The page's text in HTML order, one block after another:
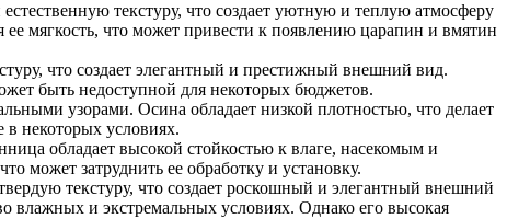
текстуру, что создает уютную и теплую атмосферу
мягкость, что может привести к появлению царапин и вмятин
что создает элегантный и престижный внешний вид.
быть недоступной для некоторых бюджетов.
узорами. Осина обладает низкой плотностью, что делает
в некоторых условиях.
обладает высокой стойкостью к влаге, насекомым и
может затруднить ее обработку и установку.
текстуру, что создает роскошный и элегантный внешний
влажных и экстремальных условиях. Однако его высокая